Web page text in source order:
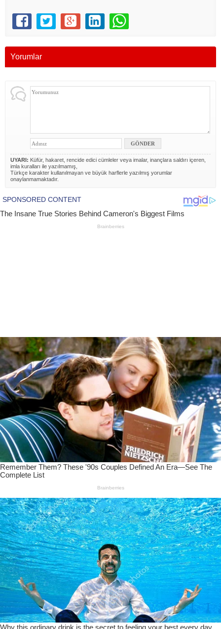
Yorumlar
UYARI: Küfür, hakaret, rencide edici cümleler veya imalar, inançlara saldırı içeren,
imla kuralları ile yazılmamış,
Türkçe karakter kullanılmayan ve büyük harflerle yazılmış yorumlar
onaylanmamaktadır.